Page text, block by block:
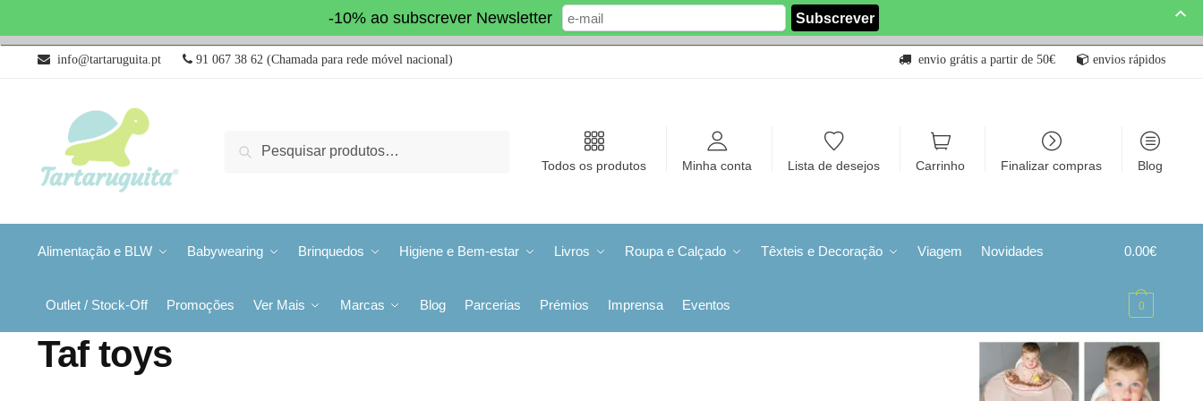
-10% ao subscrever Newsletter
info@tartaruguita.pt 91 067 38 62 (Chamada para rede móvel nacional) envio grátis a partir de 50€ envios rápidos
Pesquisa
Todos os produtos Minha conta Lista de desejos Carrinho Finalizar compras Blog
Alimentação e BLW Babywearing Brinquedos Higiene e Bem-estar Livros Roupa e Calçado Têxteis e Decoração Viagem Novidades
Outlet / Stock-Off Promoções Ver Mais Marcas Blog Parcerias Prémios Imprensa Eventos
0.00€
0
Taf toys